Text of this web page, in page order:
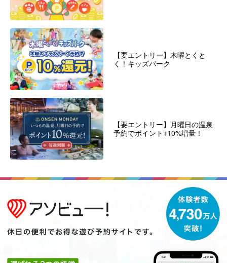
【要エントリー】木曜とくと
く！キッズパーク
【要エントリー】月曜日の温泉
予約でポイント+10%増量！